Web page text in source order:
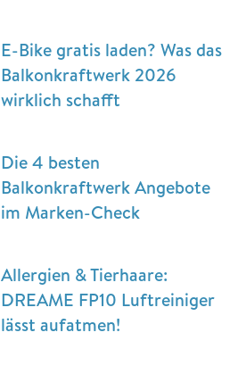
E-Bike gratis laden? Was das
Balkonkraftwerk 2026
wirklich schafft
Die 4 besten
Balkonkraftwerk Angebote
im Marken-Check
Allergien & Tierhaare:
DREAME FP10 Luftreiniger
lässt aufatmen!